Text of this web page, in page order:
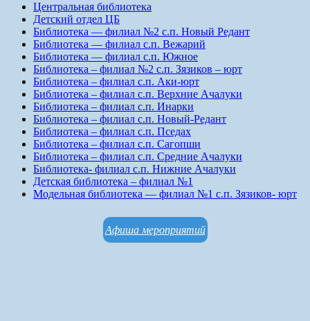
Центральная библиотека
Детский отдел ЦБ
Библиотека — филиал №2 с.п. Новый Редант
Библиотека — филиал с.п. Вежарий
Библиотека — филиал с.п. Южное
Библиотека – филиал №2 с.п. Зязиков – юрт
Библиотека – филиал с.п. Аки-юрт
Библиотека – филиал с.п. Верхние Ачалуки
Библиотека – филиал с.п. Инарки
Библиотека – филиал с.п. Новый-Редант
Библиотека – филиал с.п. Пседах
Библиотека – филиал с.п. Сагопши
Библиотека – филиал с.п. Средние Ачалуки
Библиотека- филиал с.п. Нижние Ачалуки
Детская библиотека – филиал №1
Модельная библиотека — филиал №1 с.п. Зязиков- юрт
Афиша мероприятий